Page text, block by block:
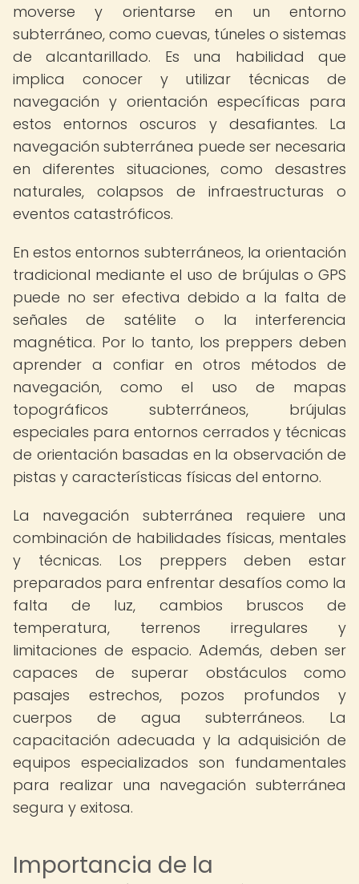
moverse y orientarse en un entorno
subterráneo, como cuevas, túneles o sistemas
de alcantarillado. Es una habilidad que
implica conocer y utilizar técnicas de
navegación y orientación específicas para
estos entornos oscuros y desafiantes. La
navegación subterránea puede ser necesaria
en diferentes situaciones, como desastres
naturales, colapsos de infraestructuras o
eventos catastróficos.
En estos entornos subterráneos, la orientación
tradicional mediante el uso de brújulas o GPS
puede no ser efectiva debido a la falta de
señales de satélite o la interferencia
magnética. Por lo tanto, los preppers deben
aprender a confiar en otros métodos de
navegación, como el uso de mapas
topográficos subterráneos, brújulas
especiales para entornos cerrados y técnicas
de orientación basadas en la observación de
pistas y características físicas del entorno.
La navegación subterránea requiere una
combinación de habilidades físicas, mentales
y técnicas. Los preppers deben estar
preparados para enfrentar desafíos como la
falta de luz, cambios bruscos de
temperatura, terrenos irregulares y
limitaciones de espacio. Además, deben ser
capaces de superar obstáculos como
pasajes estrechos, pozos profundos y
cuerpos de agua subterráneos. La
capacitación adecuada y la adquisición de
equipos especializados son fundamentales
para realizar una navegación subterránea
segura y exitosa.
Importancia de la